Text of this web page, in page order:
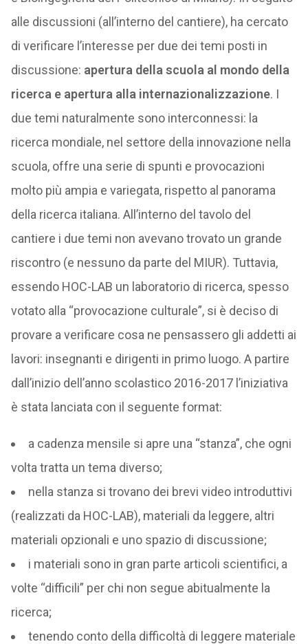
alle discussioni (all’interno del cantiere), ha cercato
di verificare l’interesse per due dei temi posti in
discussione: apertura della scuola al mondo della
ricerca e apertura alla internazionalizzazione. I
due temi naturalmente sono interconnessi: la
ricerca mondiale, nel settore della innovazione nella
scuola, offre una serie di spunti e provocazioni
molto più ampia e variegata, rispetto al panorama
della ricerca italiana. All’interno del tavolo del
cantiere i due temi non avevano trovato un grande
riscontro (e nessuno da parte del MIUR). Tuttavia,
essendo HOC-LAB un laboratorio di ricerca, spesso
votato alla “provocazione culturale”, si è deciso di
provare a verificare cosa ne pensassero gli addetti ai
lavori: insegnanti e dirigenti in primo luogo. A partire
dall’inizio dell’anno scolastico 2016-2017 l’iniziativa
è stata lanciata con il seguente format:
a cadenza mensile si apre una “stanza”, che ogni
volta tratta un tema diverso;
nella stanza si trovano dei brevi video introduttivi
(realizzati da HOC-LAB), materiali da leggere, altri
materiali opzionali e uno spazio di discussione;
i materiali sono in gran parte articoli scientifici, a
volte “difficili” per chi non segue abitualmente la
ricerca;
tenendo conto della difficoltà di leggere materiale